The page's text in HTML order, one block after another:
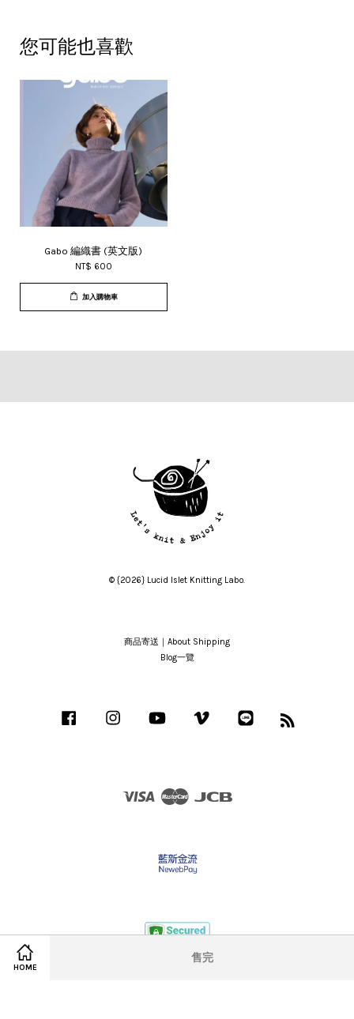
HOME
售完
您可能也喜歡
Gabo 編織書 (英文版)
NT$ 600
加入購物車
© {2026} Lucid Islet Knitting Labo.
商品寄送｜About Shipping
Blog一覽
Facebook Instagram YouTube
Visa Master